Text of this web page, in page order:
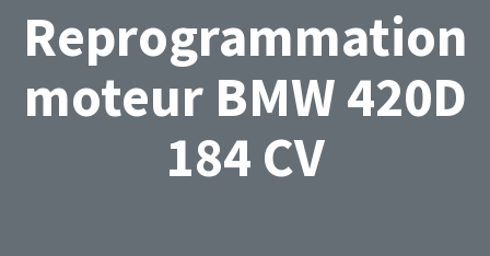
Reprogrammation
moteur BMW 420D
184 CV